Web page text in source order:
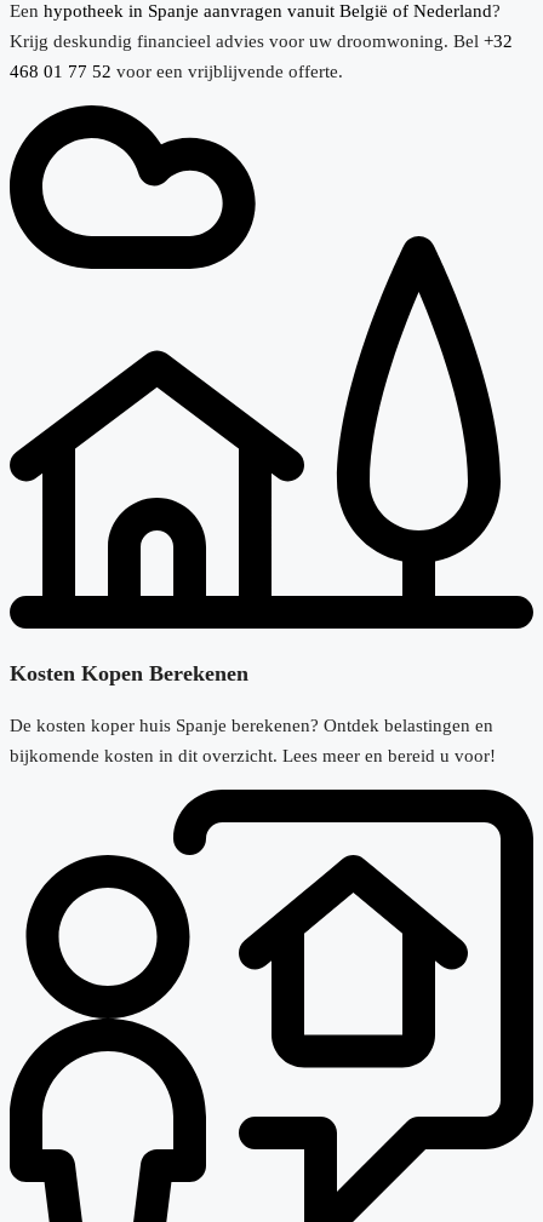
Een hypotheek in Spanje aanvragen vanuit België of Nederland?
Krijg deskundig financieel advies voor uw droomwoning. Bel +32
468 01 77 52 voor een vrijblijvende offerte.
Kosten Kopen Berekenen
De kosten koper huis Spanje berekenen? Ontdek belastingen en
bijkomende kosten in dit overzicht. Lees meer en bereid u voor!